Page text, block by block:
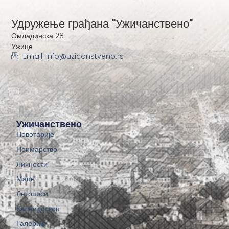
Ужичанствено
Новотарије
Неимарство
Личности
Мапе
Летописи
Калеидоскоп
Галерије
Удружење грађана "Ужичанствено"
Омладинска 28
Ужице
Email: info@uzicanstveno.rs